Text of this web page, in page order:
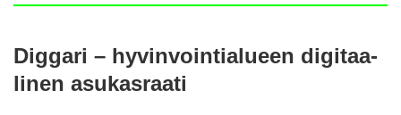
Dig­ga­ri – hy­vin­voin­tia­lu­een di­gi­taa­
li­nen asu­kas­raa­ti